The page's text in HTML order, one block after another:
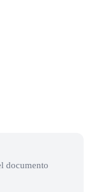
documento